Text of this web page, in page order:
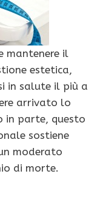
mantenere il
estetica,
in salute il più a
arrivato lo
in parte, questo
sostiene
moderato
di morte.